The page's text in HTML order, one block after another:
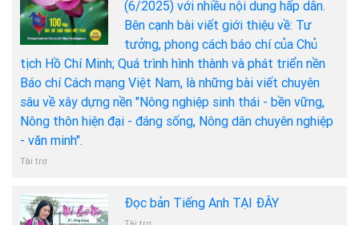
(6/2025) với nhiều nội dung hấp dẫn.
Bên cạnh bài viết giới thiệu về: Tư
tưởng, phong cách báo chí của Chủ
tịch Hồ Chí Minh; Quá trình hình thành và phát triển nền
Báo chí Cách mạng Việt Nam, là những bài viết chuyên
sâu về xây dựng nền "Nông nghiệp sinh thái - bền vững,
Nông thôn hiện đại - đáng sống, Nông dân chuyên nghiệp
- văn minh".
Tài trợ
Đọc bản Tiếng Anh TẠI ĐÂY